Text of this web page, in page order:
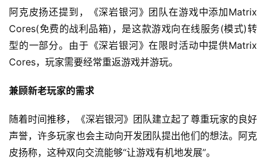
阿克皮扬还提到，《深岩银河》团队在游戏中添加Matrix
Cores(免费的战利品箱)，是这款游戏向在线服务(模式)转
型的一部分。由于《深岩银河》在限时活动中提供Matrix
Cores，玩家需要经常重返游戏并游玩。
兼顾新老玩家的需求
随着时间推移，《深岩银河》团队建立起了尊重玩家的良好
声誉，许多玩家也会主动向开发团队提出他们的想法。阿克
皮扬称，这种双向交流能够“让游戏有机地发展”。